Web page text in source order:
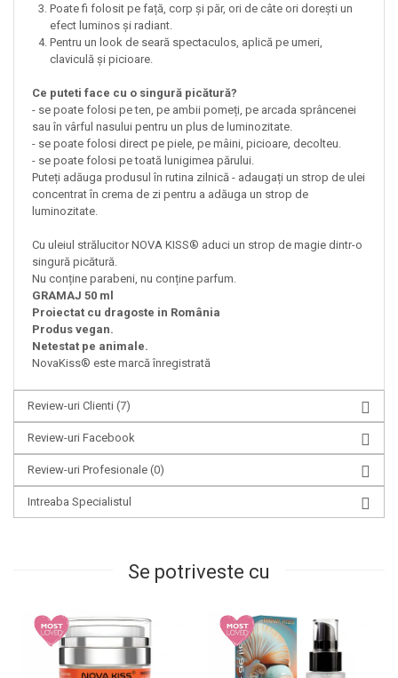
Poate fi folosit pe față, corp și păr, ori de câte ori dorești un
efect luminos și radiant.
Pentru un look de seară spectaculos, aplică pe umeri,
claviculă și picioare.
Ce puteti face cu o singură picătură?
- se poate folosi pe ten, pe ambii pomeți, pe arcada sprâncenei
sau în vârful nasului pentru un plus de luminozitate.
- se poate folosi direct pe piele, pe mâini, picioare, decolteu.
- se poate folosi pe toată lunigimea părului.
Puteți adăuga produsul în rutina zilnică - adaugați un strop de ulei
concentrat în crema de zi pentru a adăuga un strop de
luminozitate.
Cu uleiul strălucitor NOVA KISS® aduci un strop de magie dintr-o
singură picătură.
Nu conține parabeni, nu conține parfum.
GRAMAJ 50 ml
Proiectat cu dragoste in România
Produs vegan.
Netestat pe animale.
NovaKiss® este marcă înregistrată
Review-uri Clienti (7)
Review-uri Facebook
Review-uri Profesionale (0)
Intreaba Specialistul
Se potriveste cu